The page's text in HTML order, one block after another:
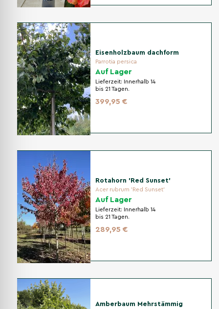
Eisenholzbaum dachform
Parrotia persica
Auf Lager
Lieferzeit:
Innerhalb 14
bis 21 Tagen.
399,95 €
Rotahorn 'Red Sunset'
Acer rubrum 'Red Sunset'
Auf Lager
Lieferzeit:
Innerhalb 14
bis 21 Tagen.
289,95 €
Amberbaum Mehrstämmig